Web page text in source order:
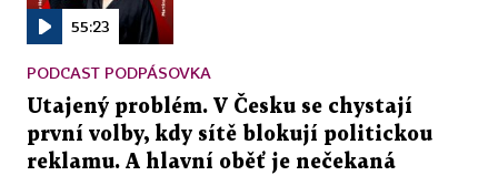
55:23
PODCAST PODPÁSOVKA
Utajený problém. V Česku se chystají
první volby, kdy sítě blokují politickou
reklamu. A hlavní oběť je nečekaná